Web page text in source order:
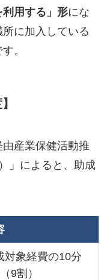
利用する」形にな
に加入している
。
産業保健活動推
」によると、助成
対象経費の10分
9割）